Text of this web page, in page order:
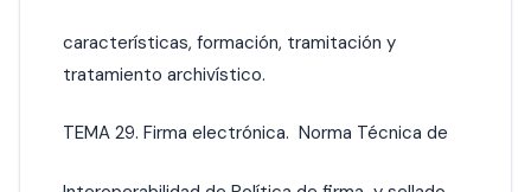
características, formación, tramitación y
tratamiento archivístico.
TEMA 29. Firma electrónica. Norma Técnica de